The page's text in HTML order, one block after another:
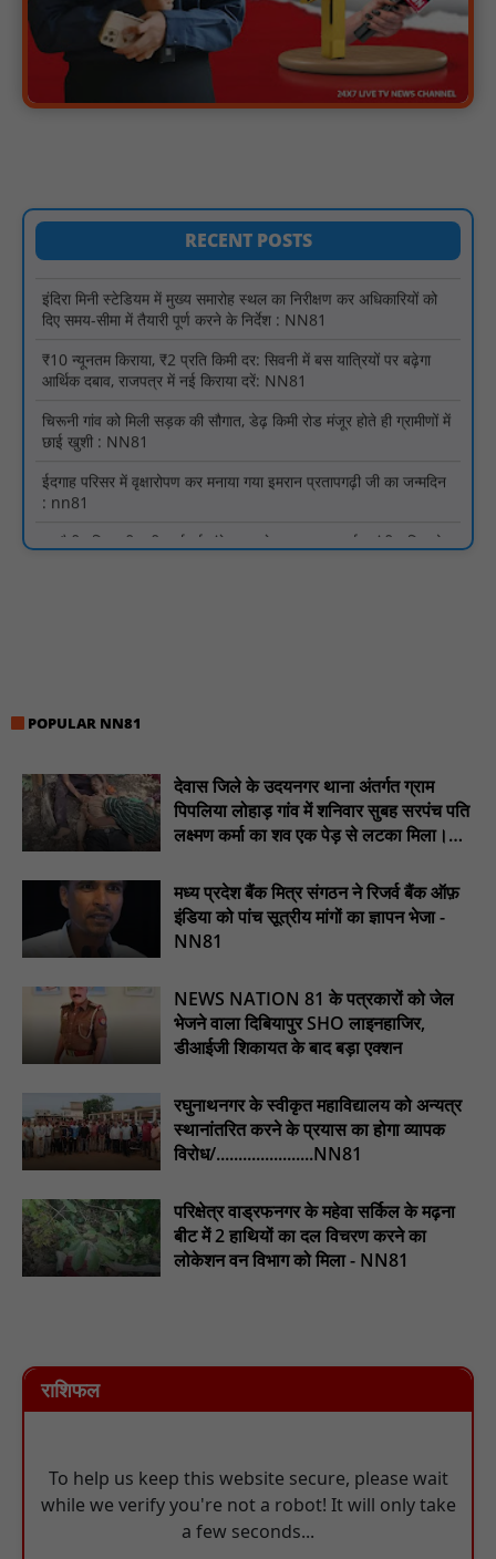
RECENT POSTS
लखीमपुर खीरी अपराध नियंत्रण और वांछित अभियुक्तों की गिरफ्तारी को लेकर
खीरी पुलिस का अभियान लगातार जारी : NN81
21 वर्षों बाद फिर गूंजी पाठशाला की घंटी: मेटापारा कोरसागुड़ा प्राथमिक शाला
इंदिरा मिनी स्टेडियम में मुख्य समारोह स्थल का निरीक्षण कर अधिकारियों को
दिए समय-सीमा में तैयारी पूर्ण करने के निर्देश : NN81
आर्थिक दबाव, राजपत्र में नई किराया दरें: NN81
छाई खुशी : NN81
: nn81
वारंटी गिरफ्तार : NN81
फर्श पर उपेक्षित हालत में मिला तिरंगा : NN81
का हुआ पुनः संचालन : NN81
गहनता एवं सूक्ष्मता से निरीक्षण कर सम्बन्धित को आवश्यक दिशा-निर्देश दिया
गया : NN81
इंदिरा मिनी स्टेडियम में मुख्य समारोह स्थल का निरीक्षण कर अधिकारियों को
₹10 न्यूनतम किराया, ₹2 प्रति किमी दर: सिवनी में बस यात्रियों पर बढ़ेगा
आर्थिक दबाव, राजपत्र में नई किराया दरें: NN81
छाई खुशी : NN81
ईदगाह परिसर में वृक्षारोपण कर मनाया गया इमरान प्रतापगढ़ी जी का जन्मदिन
: nn81
POPULAR NN81
देवास जिले के उदयनगर थाना अंतर्गत ग्राम
पिपलिया लोहाड़ गांव में शनिवार सुबह सरपंच पति
लक्ष्मण कर्मा का शव एक पेड़ से लटका मिला।
मध्य प्रदेश बैंक मित्र संगठन ने रिजर्व बैंक ऑफ़
इंडिया को पांच सूत्रीय मांगों का ज्ञापन भेजा -
NN81
NEWS NATION 81 के पत्रकारों को जेल
भेजने वाला दिबियापुर SHO लाइनहाजिर,
डीआईजी शिकायत के बाद बड़ा एक्शन
रघुनाथनगर के स्वीकृत महाविद्यालय को अन्यत्र
स्थानांतरित करने के प्रयास का होगा व्यापक
विरोध/......................NN81
परिक्षेत्र वाड्रफनगर के महेवा सर्किल के मढ़ना
बीट में 2 हाथियों का दल विचरण करने का
लोकेशन वन विभाग को मिला - NN81
राशिफल